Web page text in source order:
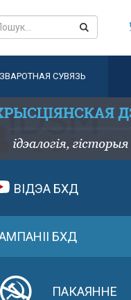
ЗВАРОТНАЯ СУВЯЗЬ
ВІДЭА БХД
БХД
ПАКАЯННЕ